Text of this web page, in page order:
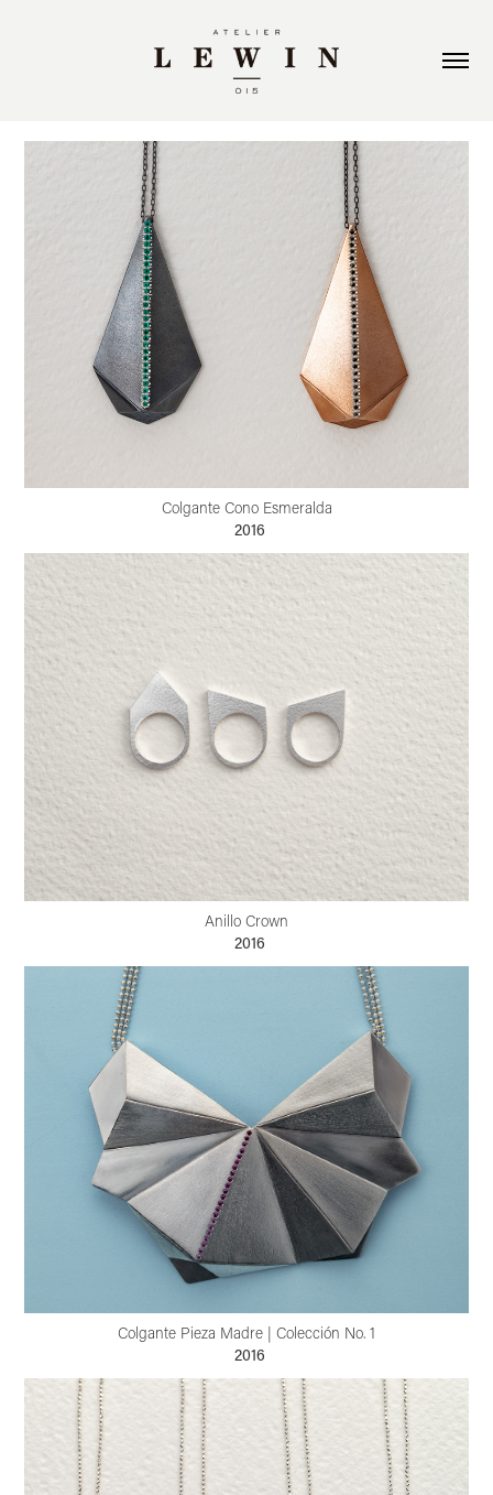
Colgante Cono Esmeralda
2016
Anillo Crown
2016
Colgante Pieza Madre | Colección No. 1
2016